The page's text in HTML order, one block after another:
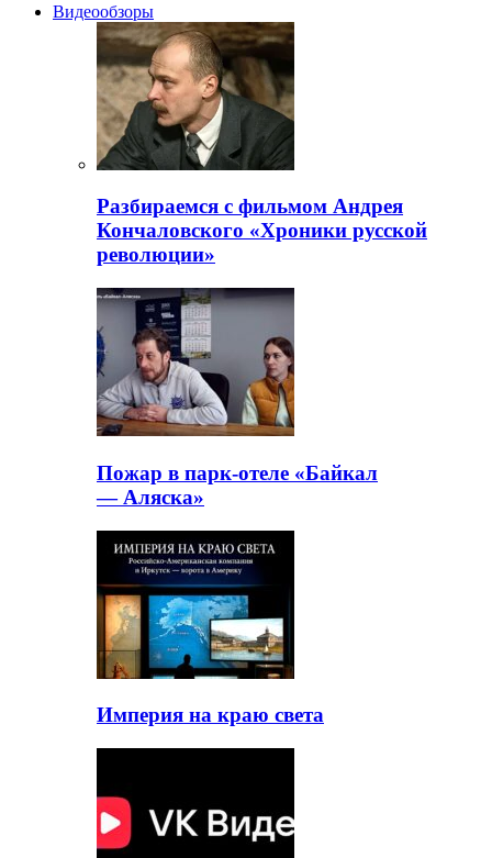
Видеообзоры
Разбираемся с фильмом Андрея
Кончаловского «Хроники русской
революции»
Пожар в парк-отеле «Байкал
— Аляска»
Империя на краю света